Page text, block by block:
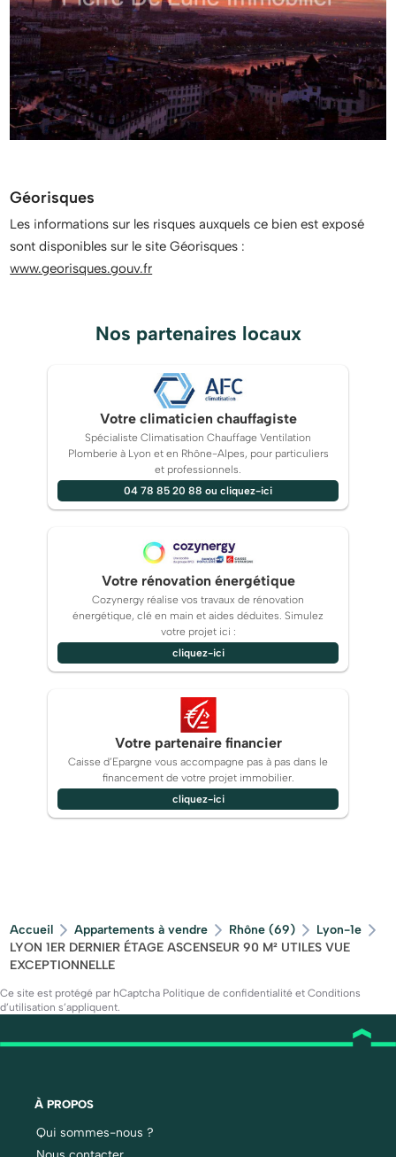
Géorisques
Les informations sur les risques auxquels ce bien est exposé
sont disponibles sur le site Géorisques :
www.georisques.gouv.fr
Nos partenaires locaux
Votre climaticien chauffagiste
Spécialiste Climatisation Chauffage Ventilation
Plomberie à Lyon et en Rhône-Alpes, pour particuliers
et professionnels.
04 78 85 20 88 ou cliquez-ici
Votre rénovation énergétique
Cozynergy réalise vos travaux de rénovation
énergétique, clé en main et aides déduites. Simulez
votre projet ici :
cliquez-ici
Votre partenaire financier
Caisse d’Epargne vous accompagne pas à pas dans le
financement de votre projet immobilier.
cliquez-ici
Accueil Appartements à vendre Rhône (69)
Lyon-1e
LYON 1ER DERNIER ÉTAGE ASCENSEUR 90 M² UTILES VUE
EXCEPTIONNELLE
Ce site est protégé par hCaptcha Politique de confidentialité et Conditions
d’utilisation s’appliquent.
À PROPOS
Qui sommes-nous ?